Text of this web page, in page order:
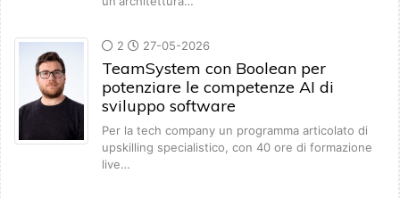
2 27-05-2026
TeamSystem con Boolean per
potenziare le competenze AI di
sviluppo software
Per la tech company un programma articolato di
upskilling specialistico, con 40 ore di formazione
live…